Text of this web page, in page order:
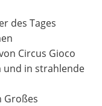
des Tages
Circus Gioco
und in strahlende
Großes